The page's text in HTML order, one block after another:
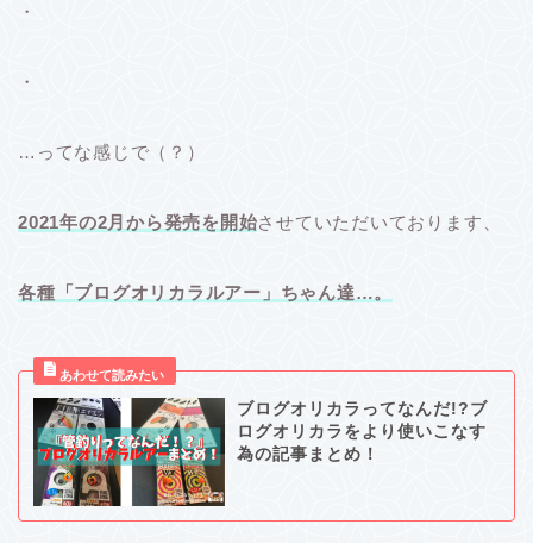
・
・
…ってな感じで（？）
2021年の2月から発売を開始させていただいております、
各種「ブログオリカラルアー」ちゃん達…。
ブログオリカラってなんだ!?ブ
ログオリカラをより使いこなす
為の記事まとめ！